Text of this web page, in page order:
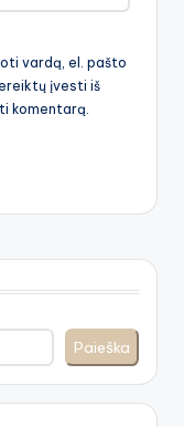
vardą, el. pašto
įvesti iš
komentarą.
Paieška